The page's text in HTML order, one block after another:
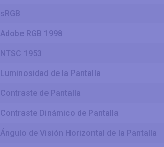
sRGB
Adobe RGB 1998
NTSC 1953
Luminosidad de la Pantalla
Contraste de Pantalla
Contraste Dinámico de Pantalla
Ángulo de Visión Horizontal de la Pantalla